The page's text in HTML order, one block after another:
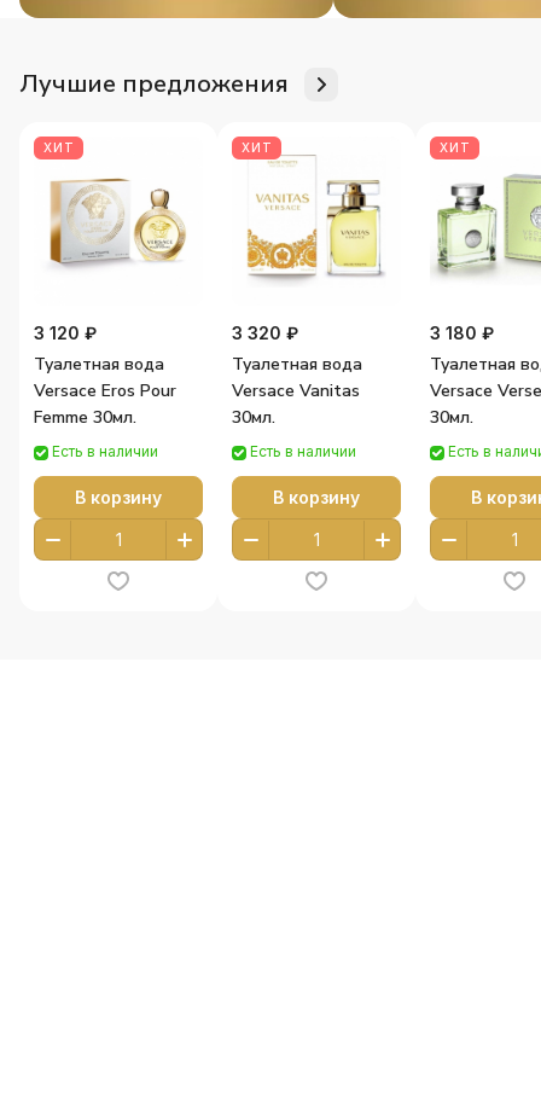
Лучшие предложения
ХИТ
3 120 ₽
Туалетная вода
Versace Eros Pour
Femme 30мл.
Есть в наличии
В корзину
ХИТ
3 320 ₽
Туалетная вода
Versace Vanitas
30мл.
Есть в наличии
В корзину
ХИТ
3 180 ₽
Туалетная
Versace
30мл.
Есть в
В